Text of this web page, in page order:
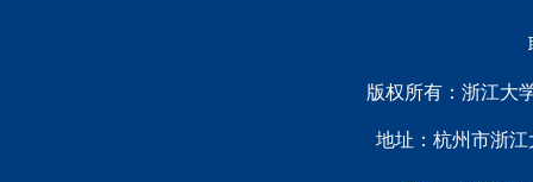
版权所有：浙江大
地址：杭州市浙江